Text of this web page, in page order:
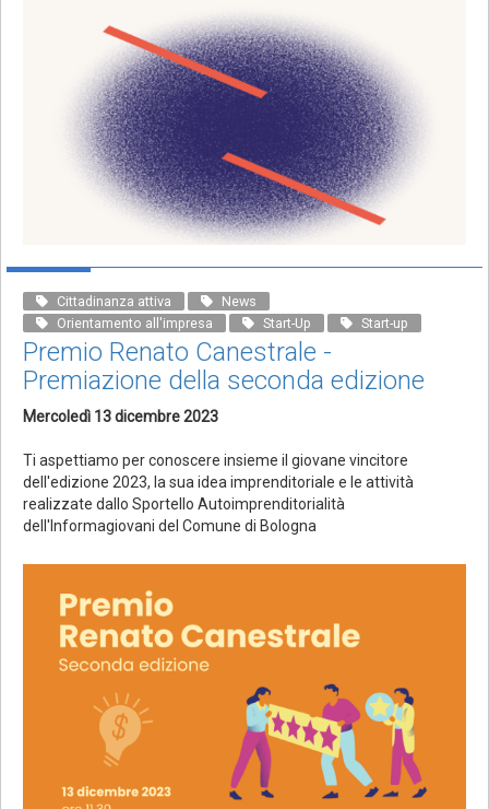
Cittadinanza attiva
News
Orientamento all'impresa
Start-Up Start-up
Premio Renato Canestrale -
Premiazione della seconda edizione
Mercoledì 13 dicembre 2023
Ti aspettiamo per conoscere insieme il giovane vincitore
dell'edizione 2023, la sua idea imprenditoriale e le attività
realizzate dallo Sportello Autoimprenditorialità
dell'Informagiovani del Comune di Bologna